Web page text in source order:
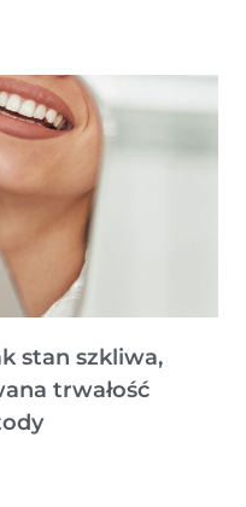
stan szkliwa,
trwałość